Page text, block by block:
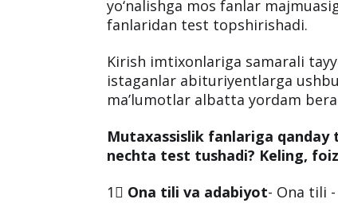
yo‘nalishga mos fanlar
fanlaridan test topshirishadi.
Kirish imtixonlariga samarali
istaganlar abituriyentlarga
ma’lumotlar albatta yordam
Mutaxassislik fanlariga qanday
nechta test tushadi? Keling,
1⃣ Ona tili va adabiyot- Ona tili -